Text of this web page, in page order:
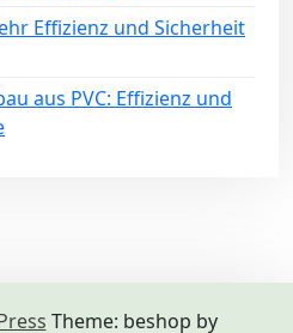
Effizienz und Sicherheit
aus PVC: Effizienz und
Theme: beshop by